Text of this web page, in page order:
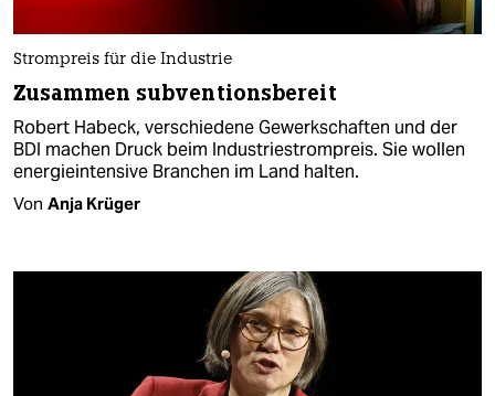
Strompreis für die Industrie
Zusammen subventionsbereit
Robert Habeck, verschiedene Gewerkschaften und der
BDI machen Druck beim Industriestrompreis. Sie wollen
energieintensive Branchen im Land halten.
Von Anja Krüger